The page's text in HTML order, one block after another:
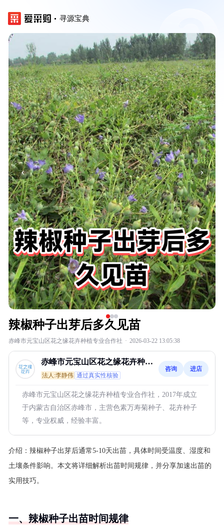
寻源宝典
‹ ›
辣椒种子出芽后多久见苗
赤峰市元宝山区花之缘花卉种植专业合作社 · 2026-03-22 13:05:38
赤峰市元宝山区花之缘花卉种植
专业合作社
法人:李静伟 通过真实性核验
咨询 进店
赤峰市元宝山区花之缘花卉种植专业合作社，2017年成立
于内蒙古自治区赤峰市，主营色素万寿菊种子、花卉种子
等，专业权威，经验丰富。
介绍： 辣椒种子出芽后通常5-10天出苗，具体时间受温度、湿度和
土壤条件影响。本文将详细解析出苗时间规律，并分享加速出苗的
实用技巧。
一、辣椒种子出苗时间规律